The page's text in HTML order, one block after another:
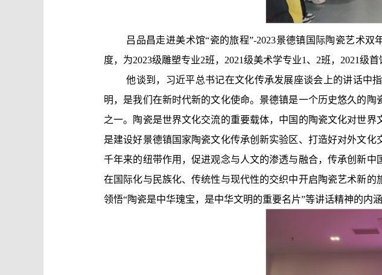
吕品昌走进美术馆“瓷的旅程”-2023景德镇国际陶瓷艺术
度，为2023级雕塑专业2班，2021级美术学专业1、2班，2021级
他谈到，习近平总书记在文化传承发展座谈会上的讲话中
明，是我们在新时代新的文化使命。景德镇是一个历史悠久的
之一。陶瓷是世界文化交流的重要载体，中国的陶瓷文化对世
是建设好景德镇国家陶瓷文化传承创新实验区、打造好对外文
千年来的纽带作用，促进观念与人文的渗透与融合，传承创新
在国际化与民族化、传统性与现代性的交织中开启陶瓷艺术新
领悟“陶瓷是中华瑰宝，是中华文明的重要名片”等讲话精神的内